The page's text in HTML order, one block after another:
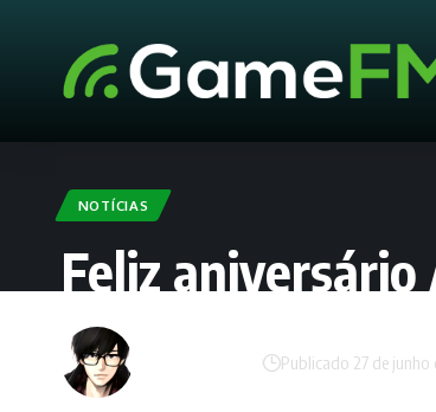
NOTÍCIAS
Feliz
Publicado 27 de junho